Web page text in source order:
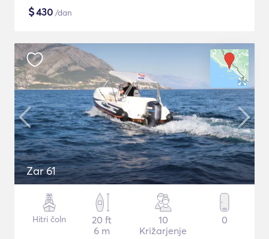
$430 /dan
Zar 61
Hitri čoln
20 ft
6 m
10
Križarjenje
0